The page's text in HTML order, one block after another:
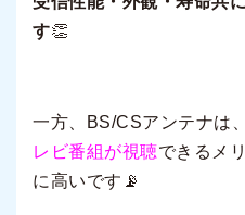
す👏
一方、BS/CSアンテナは、
レビ番組が視聴できるメ
に高いです📡